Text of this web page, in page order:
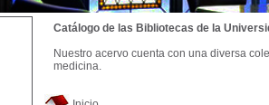
Catálogo de las Bibliotecas de la
Nuestro acervo cuenta con una diversa
medicina.